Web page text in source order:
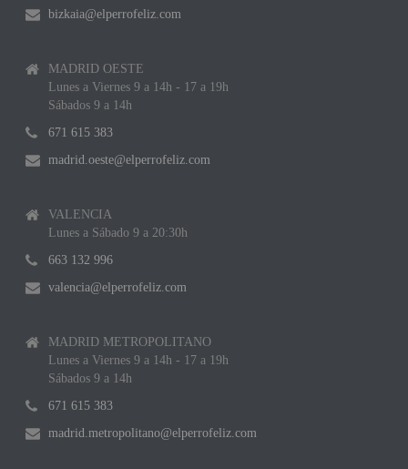
bizkaia@elperrofeliz.com
MADRID OESTE
Lunes a Viernes 9 a 14h - 17 a 19h
Sábados 9 a 14h
671 615 383
madrid.oeste@elperrofeliz.com
VALENCIA
Lunes a Sábado 9 a 20:30h
663 132 996
valencia@elperrofeliz.com
MADRID METROPOLITANO
Lunes a Viernes 9 a 14h - 17 a 19h
Sábados 9 a 14h
671 615 383
madrid.metropolitano@elperrofeliz.com